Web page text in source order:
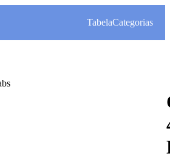
TabelaCategorias